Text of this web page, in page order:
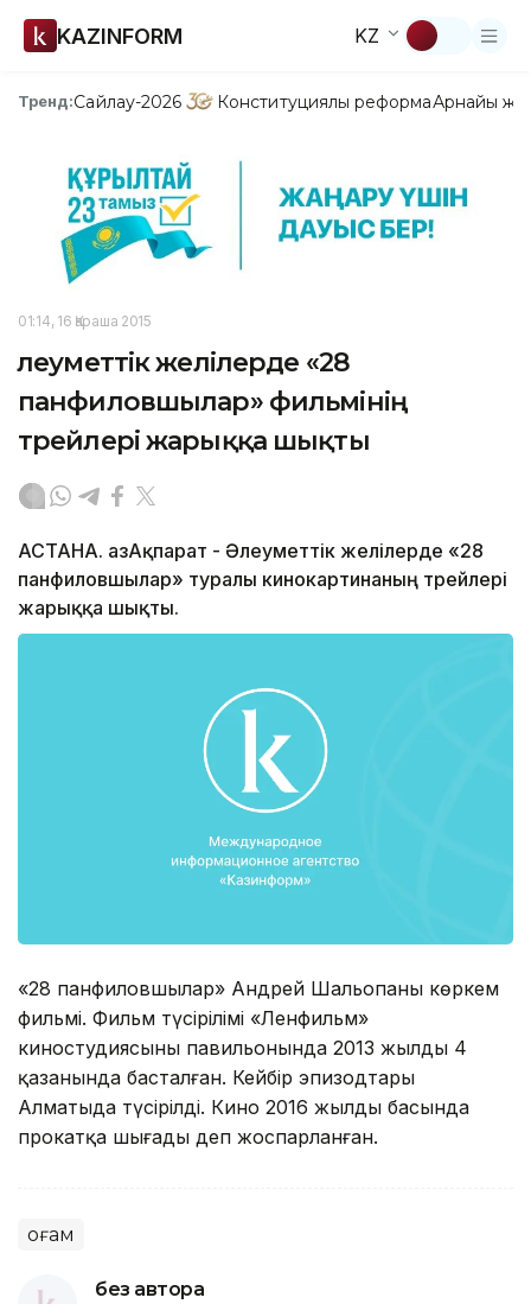
KAZINFORM KZ
Тренд:Сайлау-2026 Конституциялық реформаАрнайы
01:14, 16 Қараша 2015
Әлеуметтік желілерде «28
панфиловшылар» фильмінің
трейлері жарыққа шықты
АСТАНА. ҚазАқпарат - Әлеуметтік желілерде «28
панфиловшылар» туралы кинокартинаның трейлері
жарыққа шықты.
«28 панфиловшылар» Андрей Шальопаның көркем
фильмі. Фильм түсірілімі «Ленфильм»
киностудиясының павильонында 2013 жылдың 4
қазанында басталған. Кейбір эпизодтары
Алматыда түсірілді. Кино 2016 жылдың басында
прокатқа шығады деп жоспарланған.
Қоғам
без автора